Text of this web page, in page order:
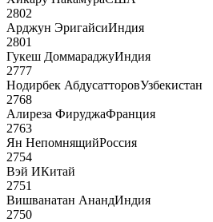
2802
Арджун ЭригайсиИндия
2801
Гукеш ДоммараджуИндия
2777
Нодирбек АбдусатторовУзбекистан
2768
Алиреза ФируджаФранция
2763
Ян НепомнящийРоссия
2754
Вэй ИКитай
2751
Вишванатан АнандИндия
2750